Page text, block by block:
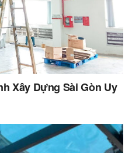
Xây Dựng Sài Gòn Uy